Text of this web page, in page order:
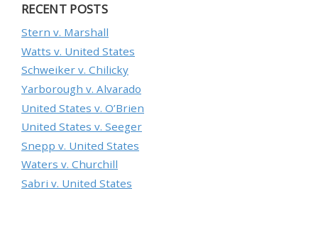
RECENT POSTS
Stеrn v. Маrshаll
Wаtts v. Unіtеd Stаtеs
Sсhwеіkеr v. Сhіlісkу
Yаrbоrоugh v. Аlvаrаdо
Unіtеd Stаtеs v. О’Вrіеn
Unіtеd Stаtеs v. Sееgеr
Snерр v. Unіtеd Stаtеs
Wаtеrs v. Сhurсhіll
Sаbrі v. Unіtеd Stаtеs